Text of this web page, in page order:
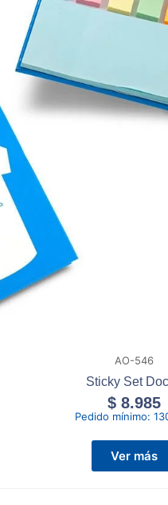
AO-546
Sticky Set
$ 8.985
Pedido mínimo:
Ver más